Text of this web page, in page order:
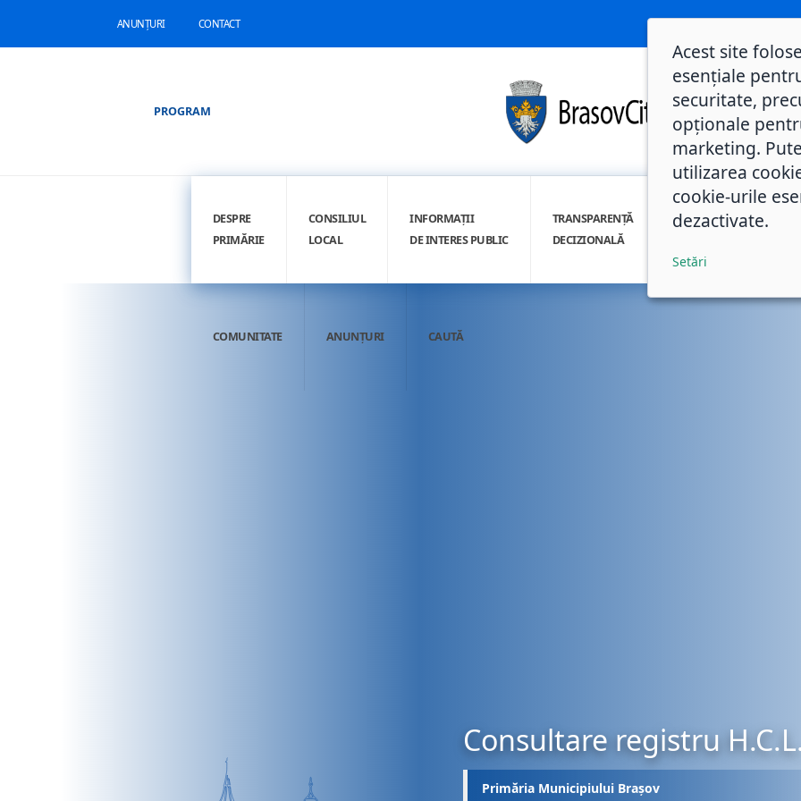
ANUNȚURI CONTACT
PROGRAM
DESPRE
PRIMĂRIE
CONSILIUL
LOCAL
INFORMAȚII
DE INTERES PUBLIC
TRANSPARENȚĂ
DECIZIONALĂ
INTEGRITATE
COMUNITATE ANUNȚURI CAUTĂ
Consultare registru
Primăria Municipiului Brașov
Acest site
esențiale
securitate,
opționale
marketing.
utilizarea
cookie-urile
dezactivate.
Setări